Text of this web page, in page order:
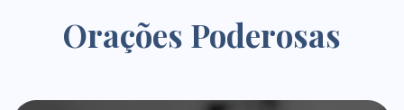
Orações Poderosas